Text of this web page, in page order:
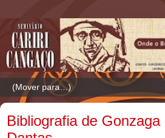
Bibliografia de